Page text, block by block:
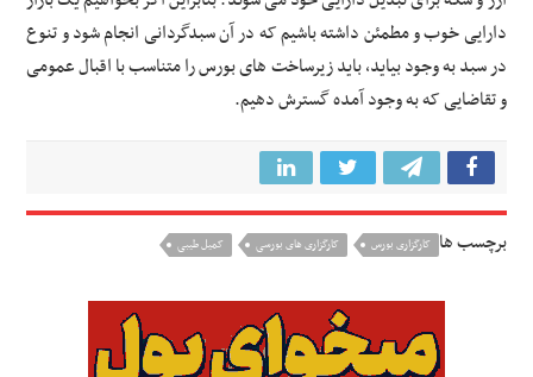
دارایی خوب و مطمئن داشته باشیم که در آن سبدگردانی انجام شود و تنوع
در سبد به وجود بیاید، باید زیرساخت های بورس را متناسب با اقبال عمومی
و تقاضایی که به وجود آمده گسترش دهیم.
برچسب ها کارگزاری بورس کارگزاری های بورسی کمیل طیبی